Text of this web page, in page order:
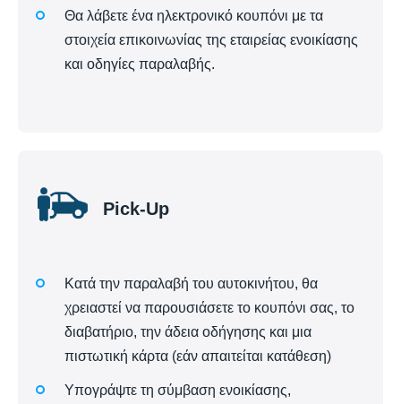
Θα λάβετε ένα ηλεκτρονικό κουπόνι με τα
στοιχεία επικοινωνίας της εταιρείας ενοικίασης
και οδηγίες παραλαβής.
Pick-Up
Κατά την παραλαβή του αυτοκινήτου, θα
χρειαστεί να παρουσιάσετε το κουπόνι σας, το
διαβατήριο, την άδεια οδήγησης και μια
πιστωτική κάρτα (εάν απαιτείται κατάθεση)
Υπογράψτε τη σύμβαση ενοικίασης,